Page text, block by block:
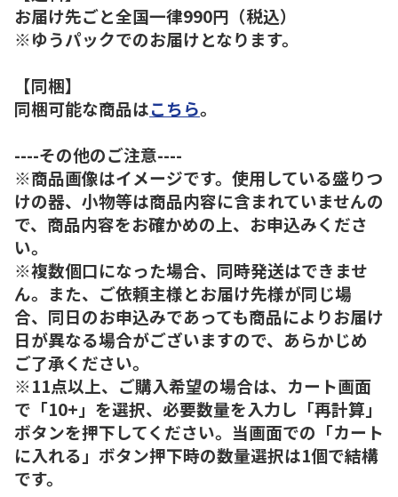
お届け先ごと全国一律990円（税込）
※ゆうパックでのお届けとなります。
【同梱】
同梱可能な商品はこちら。
----その他のご注意----
※商品画像はイメージです。使用している盛りつ
けの器、小物等は商品内容に含まれていませんの
で、商品内容をお確かめの上、お申込みくださ
い。
※複数個口になった場合、同時発送はできませ
ん。また、ご依頼主様とお届け先様が同じ場
合、同日のお申込みであっても商品によりお届け
日が異なる場合がございますので、あらかじめ
ご了承ください。
※11点以上、ご購入希望の場合は、カート画面
で「10+」を選択、必要数量を入力し「再計算」
ボタンを押下してください。当画面での「カート
に入れる」ボタン押下時の数量選択は1個で結構
です。